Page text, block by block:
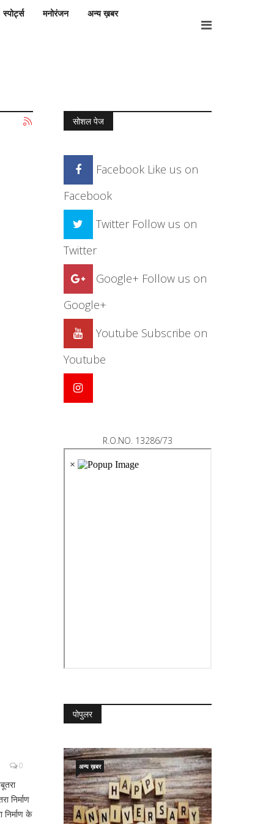
स्पोर्ट्स मनोरंजन अन्य ख़बर
0
निर्माण
के
सोशल पेज
Facebook Like us on
Facebook
Twitter Follow us on
Twitter
Google+ Follow us on
Google+
Youtube Subscribe on
Youtube
R.O.NO. 13286/73
पोपुलर
अन्य ख़बर